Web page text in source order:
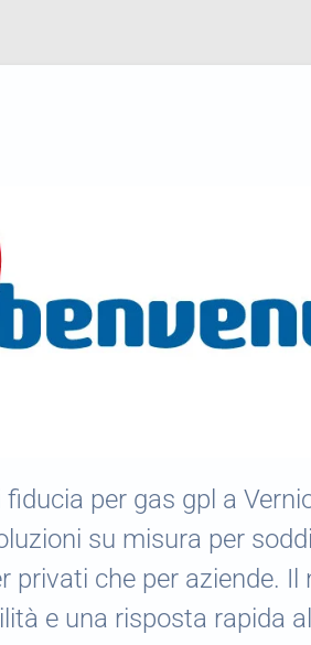
per gas gpl a
su misura per
privati che per aziende.
e una risposta rapida